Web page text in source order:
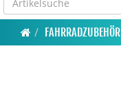
FAHRRADZUBEHÖR